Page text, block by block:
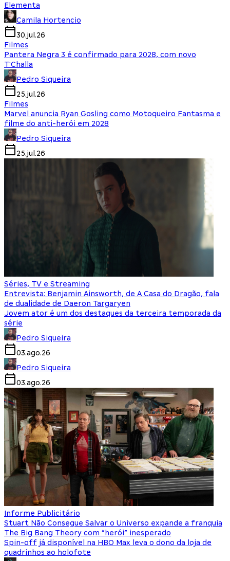
Elementa
Camila Hortencio
30.jul.26
Filmes
Pantera Negra 3 é confirmado para 2028, com novo
T'Challa
Pedro Siqueira
25.jul.26
Filmes
Marvel anuncia Ryan Gosling como Motoqueiro Fantasma e
filme do anti-herói em 2028
Pedro Siqueira
25.jul.26
Séries, TV e Streaming
Entrevista: Benjamin Ainsworth, de A Casa do Dragão, fala
de dualidade de Daeron Targaryen
Jovem ator é um dos destaques da terceira temporada da
série
Pedro Siqueira
03.ago.26
Pedro Siqueira
03.ago.26
Informe Publicitário
Stuart Não Consegue Salvar o Universo expande a franquia
The Big Bang Theory com “herói” inesperado
Spin-off já disponível na HBO Max leva o dono da loja de
quadrinhos ao holofote